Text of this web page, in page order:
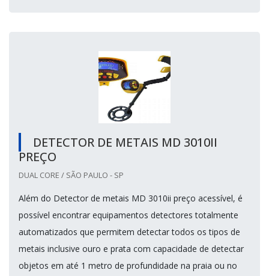
DETECTOR DE METAIS MD 3010II
PREÇO
DUAL CORE / SÃO PAULO - SP
Além do Detector de metais MD 3010ii preço acessível, é
possível encontrar equipamentos detectores totalmente
automatizados que permitem detectar todos os tipos de
metais inclusive ouro e prata com capacidade de detectar
objetos em até 1 metro de profundidade na praia ou no